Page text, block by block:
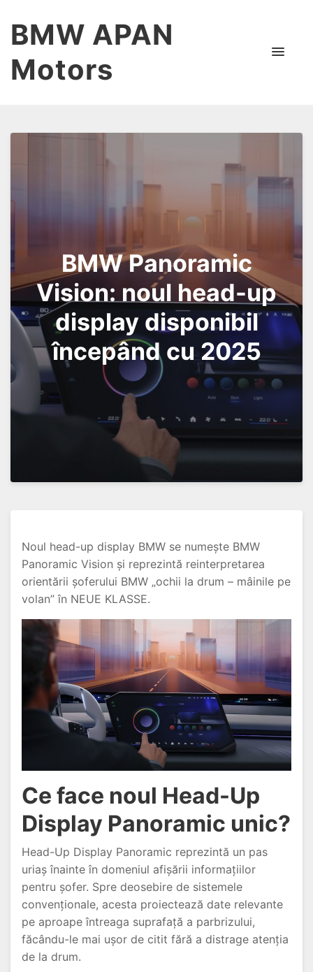
BMW APAN
Motors
BMW Panoramic
Vision: noul head-up
display disponibil
începând cu 2025
Noul head-up display BMW se numește BMW
Panoramic Vision și reprezintă reinterpretarea
orientării șoferului BMW „ochii la drum – mâinile pe
volan” în NEUE KLASSE.
Ce face noul Head-Up
Display Panoramic unic?
Head-Up Display Panoramic reprezintă un pas
uriaș înainte în domeniul afișării informațiilor
pentru șofer. Spre deosebire de sistemele
convenționale, acesta proiectează date relevante
pe aproape întreaga suprafață a parbrizului,
făcându-le mai ușor de citit fără a distrage atenția
de la drum.